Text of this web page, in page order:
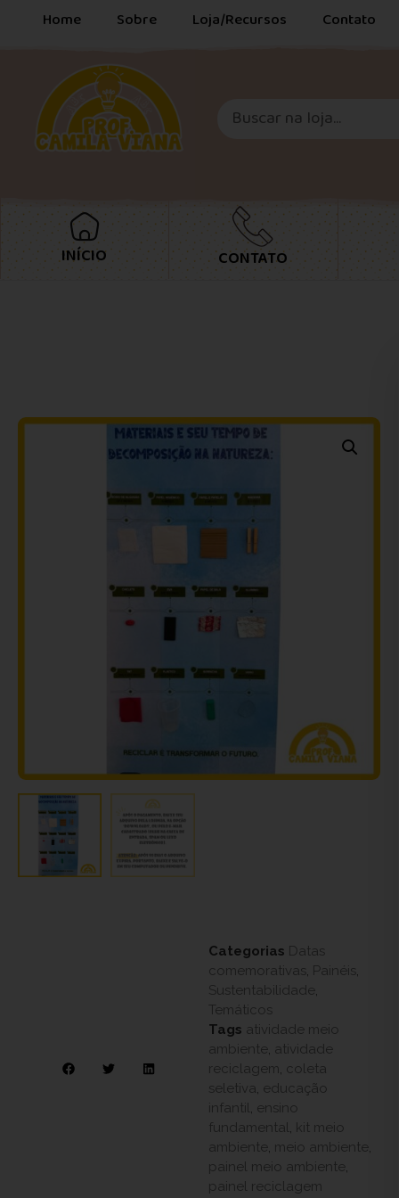
Home Sobre Loja/Recursos Contato
INÍCIO CONTATO
Categorias Datas
comemorativas, Painéis,
Sustentabilidade,
Temáticos
Tags atividade meio
ambiente, atividade
reciclagem, coleta
seletiva, educação
infantil, ensino
fundamental, kit meio
ambiente, meio ambiente,
painel meio ambiente,
painel reciclagem